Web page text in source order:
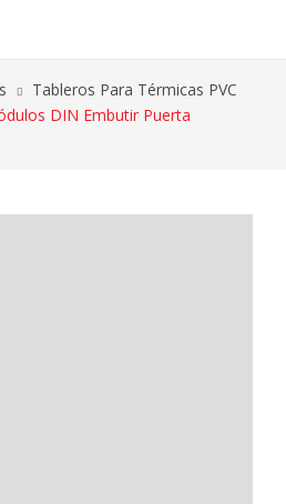
Tableros Para Térmicas PVC
DIN Embutir Puerta